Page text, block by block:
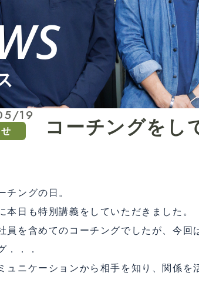
S
19
コーチングをし
チングの日。
本日も特別講義をしていただきました。
員を含めてのコーチングでしたが、今回
．．．
ュニケーションから相手を知り、関係を